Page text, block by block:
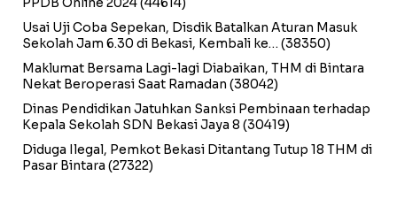
Usai Uji Coba Sepekan, Disdik Batalkan Aturan Masuk
Sekolah Jam 6.30 di Bekasi, Kembali ke… (38350)
Maklumat Bersama Lagi-lagi Diabaikan, THM di Bintara
Nekat Beroperasi Saat Ramadan (38042)
Dinas Pendidikan Jatuhkan Sanksi Pembinaan terhadap
Kepala Sekolah SDN Bekasi Jaya 8 (30419)
Diduga Ilegal, Pemkot Bekasi Ditantang Tutup 18 THM di
Pasar Bintara (27322)